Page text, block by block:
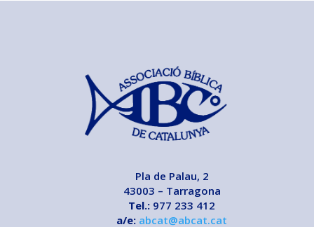
Pla de Palau, 2
43003 – Tarragona
Tel.: 977 233 412
a/e: abcat@abcat.cat